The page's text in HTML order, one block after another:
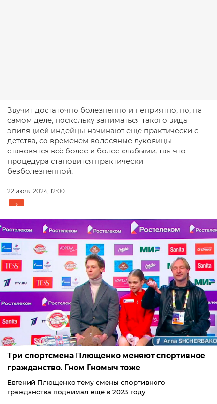
Звучит достаточно болезненно и неприятно, но, на
самом деле, поскольку заниматься такого вида
эпиляцией индейцы начинают ещё практически с
детства, со временем волосяные луковицы
становятся всё более и более слабыми, так что
процедура становится практически
безболезненной.
22 июля 2024, 12:00
Три спортсмена Плющенко меняют спортивное
гражданство. Гном Гномыч тоже
Евгений Плющенко тему смены спортивного
гражданства поднимал ещё в 2023 году